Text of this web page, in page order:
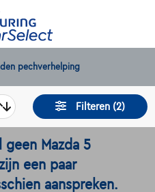
pechverhelping
Filteren (2)
Mazda 5
een paar
aanspreken.